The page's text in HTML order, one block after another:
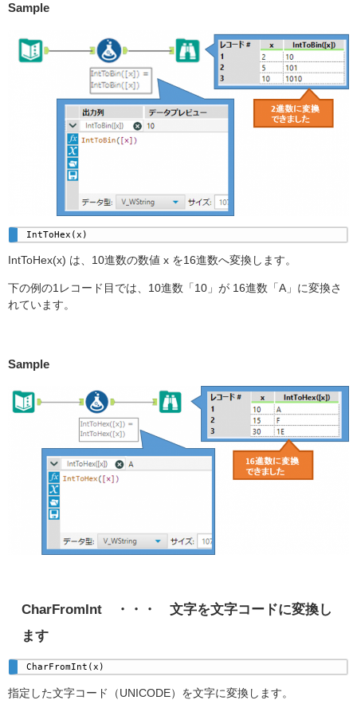
Sample
IntToHex(x)
IntToHex(x) は、10進数の数値 x を16進数へ変換します。
下の例の1レコード目では、10進数「10」が 16進数「A」に変換さ
れています。
Sample
CharFromInt ・・・ 文字を文字コードに変換し
ます
CharFromInt(x)
指定した文字コード（UNICODE）を文字に変換します。